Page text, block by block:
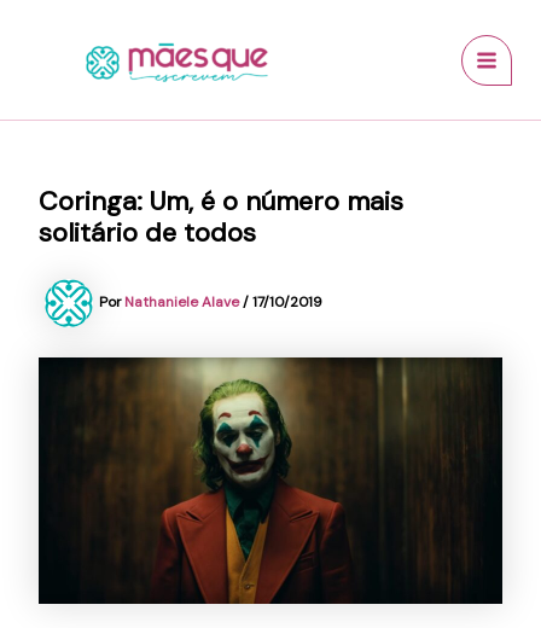
Coringa: Um, é o número mais
solitário de todos
PorNathaniele Alave/17/10/2019